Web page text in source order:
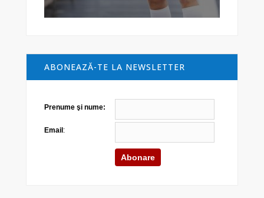
ABONEAZĂ-TE LA NEWSLETTER
Prenume şi nume:
Email :